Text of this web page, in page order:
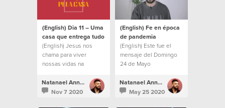
(English) Dia 11 – Uma
casa que entrega tudo
(English) Jesus nos
chama para viver
nossas vidas na
Natanael Annacondia
Nov 7 2020
(English) Fe en época
de pandemia
(English) Este fue el
mensaje del Domingo
24 de Mayo
Natanael Annacondia
May 25 2020